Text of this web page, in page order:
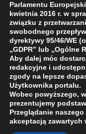
Parlamentu
kwietnia 2016 r. w
związku z
swobodnego
dyrektywy 95/46/WE
„GDPR” lub „Ogólne
Aby dalej móc
redakcyjne i
zgody na lepsze
Użytkownika portalu.
Wobec powyższego,
prezentujemy
Przeglądanie
akceptacją zawartych